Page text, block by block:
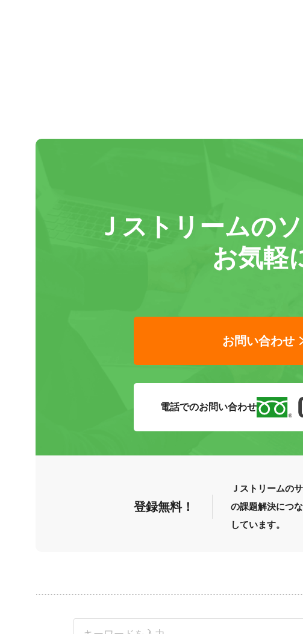
Ｊストリームの
お気軽
お問い合わせ
電話でのお問い合わせ
登録無料！
Ｊストリームの
の課題解決につ
しています。